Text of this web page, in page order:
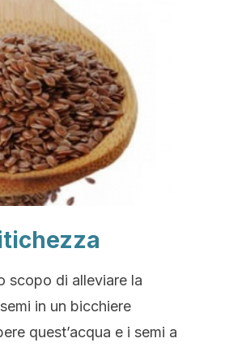
scopo di alleviare la
in un bicchiere
quest’acqua e i semi a